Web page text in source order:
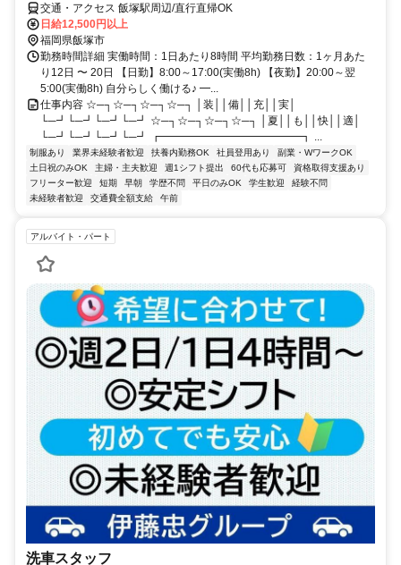
交通・アクセス 飯塚駅周辺/直行直帰OK
日給12,500円以上
福岡県飯塚市
勤務時間詳細 実働時間：1日あたり8時間 平均勤務日数：1ヶ月あた
り12日 〜 20日 【日勤】8:00～17:00(実働8h) 【夜勤】20:00～翌
5:00(実働8h) 自分らしく働ける♪ ━...
仕事内容 ☆─┐☆─┐☆─┐☆─┐ │装││備││充││実│
└─┛└─┛└─┛└─┛ ☆─┐☆─┐☆─┐☆─┐ │夏││も││快││適│
└─┛└─┛└─┛└─┛ ┏━━━━━━━━━━━━━┓ ...
制服あり 業界未経験者歓迎 扶養内勤務OK 社員登用あり
副業・WワークOK
土日祝のみOK
主婦・主夫歓迎 週1シフト提出 60代も応募可
資格取得支援あり
フリーター歓迎
短期 早朝 学歴不問 平日のみOK 学生歓迎
経験不問
未経験者歓迎
交通費全額支給 午前
アルバイト・パート
洗車スタッフ